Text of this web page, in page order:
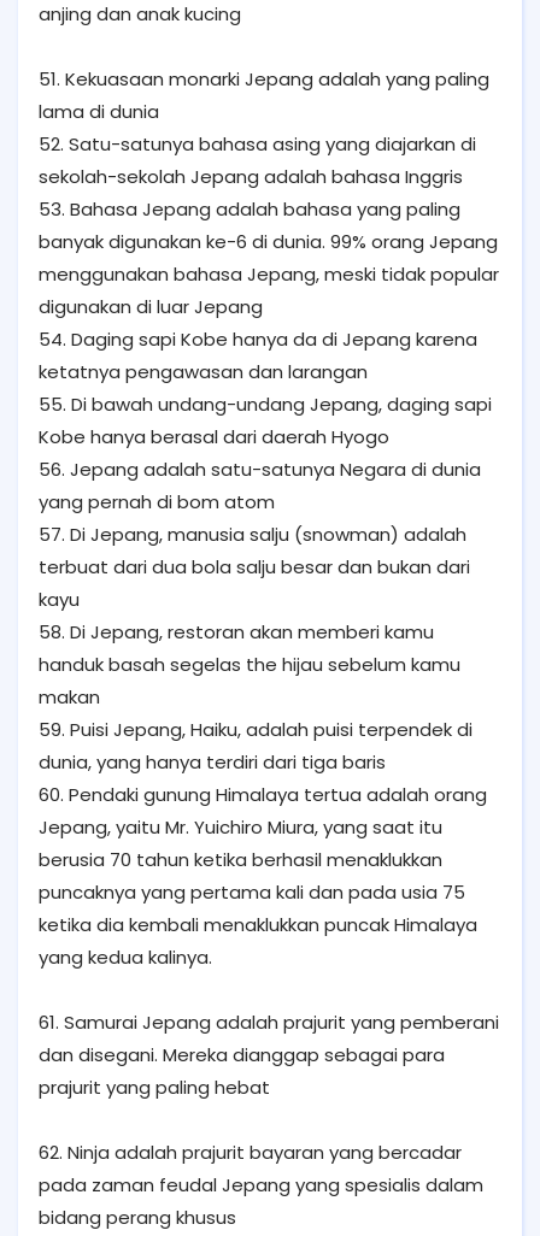
anjing dan anak kucing
51. Kekuasaan monarki Jepang adalah yang paling
lama di dunia
52. Satu-satunya bahasa asing yang diajarkan di
sekolah-sekolah Jepang adalah bahasa Inggris
53. Bahasa Jepang adalah bahasa yang paling
banyak digunakan ke-6 di dunia. 99% orang Jepang
menggunakan bahasa Jepang, meski tidak popular
digunakan di luar Jepang
54. Daging sapi Kobe hanya da di Jepang karena
ketatnya pengawasan dan larangan
55. Di bawah undang-undang Jepang, daging sapi
Kobe hanya berasal dari daerah Hyogo
56. Jepang adalah satu-satunya Negara di dunia
yang pernah di bom atom
57. Di Jepang, manusia salju (snowman) adalah
terbuat dari dua bola salju besar dan bukan dari
kayu
58. Di Jepang, restoran akan memberi kamu
handuk basah segelas the hijau sebelum kamu
makan
59. Puisi Jepang, Haiku, adalah puisi terpendek di
dunia, yang hanya terdiri dari tiga baris
60. Pendaki gunung Himalaya tertua adalah orang
Jepang, yaitu Mr. Yuichiro Miura, yang saat itu
berusia 70 tahun ketika berhasil menaklukkan
puncaknya yang pertama kali dan pada usia 75
ketika dia kembali menaklukkan puncak Himalaya
yang kedua kalinya.
61. Samurai Jepang adalah prajurit yang pemberani
dan disegani. Mereka dianggap sebagai para
prajurit yang paling hebat
62. Ninja adalah prajurit bayaran yang bercadar
pada zaman feudal Jepang yang spesialis dalam
bidang perang khusus